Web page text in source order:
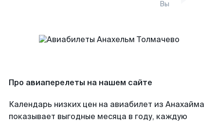
Вы
Про авиаперелеты на нашем сайте
Календарь низких цен на авиабилет из Анахайма
показывает выгодные месяца в году, каждую